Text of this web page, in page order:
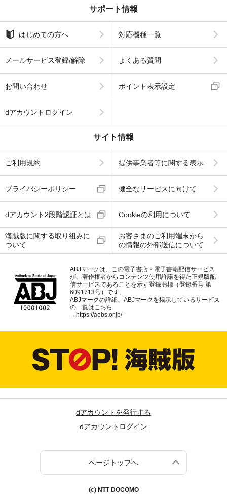
サポート情報
はじめての方へ 対応機種一覧
メールサービス登録/解除 よくある質問
お問い合わせ ポイント表示設定
dアカウントログイン
サイト情報
ご利用規約 提供事業者等に関する表示
プライバシーポリシー 健全なサービスに向けて
dアカウント2段階認証とは Cookieの利用について
海賊版に関する取り組みに
ついて
お客さまのご利用端末から
の情報の外部送信について
ABJマークは、この電子書店・電子書籍配信サービス
が、著作権者からコンテンツ使用許諾を得た正規版配
信サービスであることを示す登録商標（登録番号 第
6091713号）です。
ABJマークの詳細、ABJマークを掲示しているサービス
の一覧はこちら
→https://aebs.or.jp/
dアカウントを発行する
dアカウントログイン
ページトップへ
(c) NTT DOCOMO